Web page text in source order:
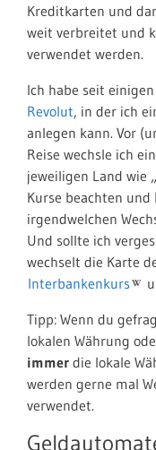
Kreditkarten und
weit verbreitet und
verwendet werden.
Ich habe seit
Revolut, in der ich
anlegen kann. Vor
Reise wechsle ich
jeweiligen Land wie
Kurse beachten
irgendwelchen
Und sollte ich
wechselt die Karte
Interbankenkurs
Tipp: Wenn du
lokalen Währung
immer die lokale
werden gerne mal
verwendet.